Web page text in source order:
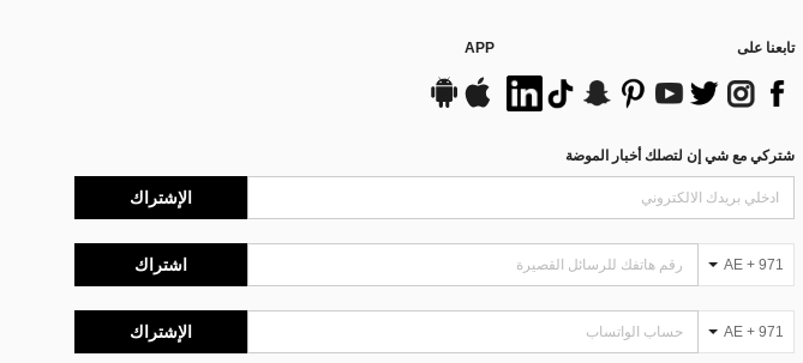
تابعنا على APP
شتركي مع شي إن لتصلك أخبار الموضة
الإشتراك
AE + 971 اشتراك
AE + 971 الإشتراك